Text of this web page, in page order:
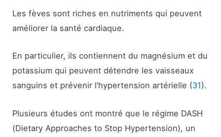
Les fèves sont riches en nutriments qui peuvent
améliorer la santé cardiaque.
En particulier, ils contiennent du magnésium et du
potassium qui peuvent détendre les vaisseaux
sanguins et prévenir l’hypertension artérielle (31).
Plusieurs études ont montré que le régime DASH
(Dietary Approaches to Stop Hypertension), un